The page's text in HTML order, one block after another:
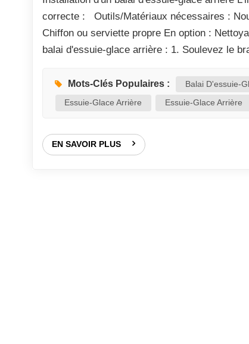
correcte : Outils/Matériaux nécessaires :
Chiffon ou serviette propre En option :
balai d'essuie-glace arrière : 1. Soulevez le
accidentelle). Soulevez doucement le bras
Mots-Clés Populaires : Balai D'essuie-
Essuie-Glace Arrière
Essuie-Glace Arrière
EN SAVOIR PLUS